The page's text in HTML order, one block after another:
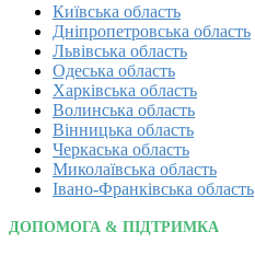
Київська область
Дніпропетровська область
Львівська область
Одеська область
Харківська область
Волинська область
Вінницька область
Черкаська область
Миколаївська область
Івано-Франківська область
ДОПОМОГА & ПІДТРИМКА